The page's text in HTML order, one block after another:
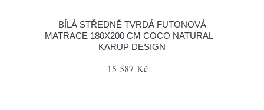
BÍLÁ STŘEDNĚ TVRDÁ FUTONOVÁ
MATRACE 180X200 CM COCO NATURAL –
KARUP DESIGN
15 587 Kč